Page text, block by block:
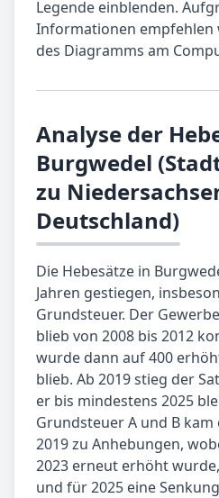
Legende einblenden.
Informationen empfehlen
des Diagramms am
Analyse der
Burgwedel
zu
Deutschland)
Die Hebesätze in
Jahren gestiegen,
Grundsteuer. Der
blieb von 2008 bis 2012
wurde dann auf 400
blieb. Ab 2019 stieg der
er bis mindestens 2025
Grundsteuer A und B kam
2019 zu Anhebungen,
2023 erneut erhöht
und für 2025 eine